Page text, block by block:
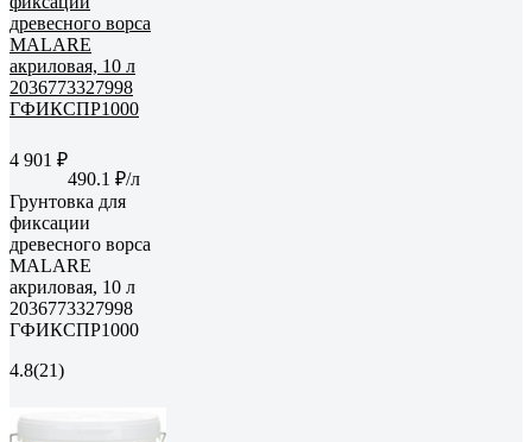
4 901 ₽
490.1 ₽/л
Грунтовка для
фиксации
древесного ворса
MALARE
акриловая, 10 л
2036773327998
ГФИКСПР1000
4.8(21)